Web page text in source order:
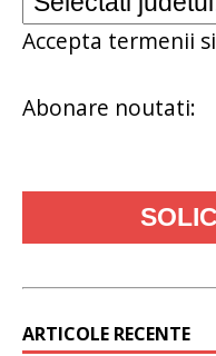
Accepta termenii
Abonare noutati:
ARTICOLE RECENTE